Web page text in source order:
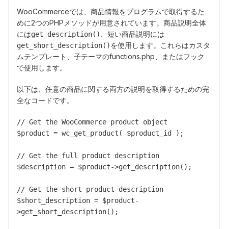
WooCommerceでは、商品情報をプログラムで取得するた
めに2つのPHPメソッドが用意されています。商品説明全体
にはget_description() 、短い商品説明には
get_short_description()を使用します。これらはカスタ
ムテンプレート、子テーマのfunctions.php、またはフック
で使用します。
以下は、任意の商品に関する両方の説明を取得するための完
全なコードです。
// Get the WooCommerce product object
$product = wc_get_product( $product_id );
// Get the full product description
$description = $product->get_description();
// Get the short product description
$short_description = $product-
>get_short_description();